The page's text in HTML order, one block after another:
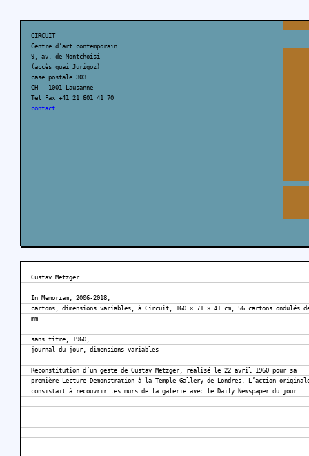
CIRCUIT
Centre d’art contemporain
9, av. de Montchoisi
(accès quai Jurigoz)
case postale 303
CH – 1001 Lausanne
Tel Fax +41 21 601 41 70
contact
Gustav Metzger
In Memoriam, 2006-2018,
cartons, dimensions variables, à Circuit, 160 × 71 × 41 cm, 56 cartons ondulés
mm
sans titre, 1960,
journal du jour, dimensions variables
Reconstitution d’un geste de Gustav Metzger, réalisé le 22 avril 1960 pour sa
première Lecture Demonstration à la Temple Gallery de Londres. L’action
consistait à recouvrir les murs de la galerie avec le Daily Newspaper du jour.